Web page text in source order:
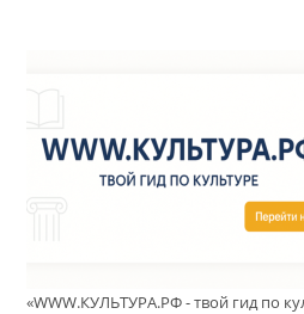
«WWW.КУЛЬТУРА.РФ - твой гид по